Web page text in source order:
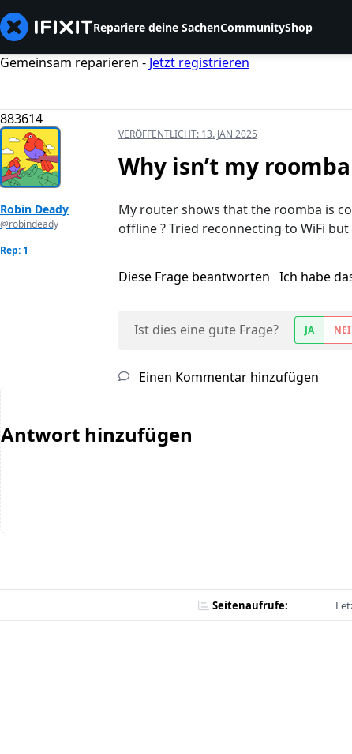
Repariere deine SachenCommunityShop
Gemeinsam reparieren - Jetzt registrieren
883614
Robin Deady
@robindeady
Rep: 1
VERÖFFENTLICHT: 13. JAN 2025
Why isn’t my
My router shows that the roomba is
offline ? Tried reconnecting to WiFi
Diese Frage beantworten Ich habe
Ist dies eine gute Frage? JA
Einen Kommentar hinzufügen
Antwort hinzufügen
Seitenaufrufe: